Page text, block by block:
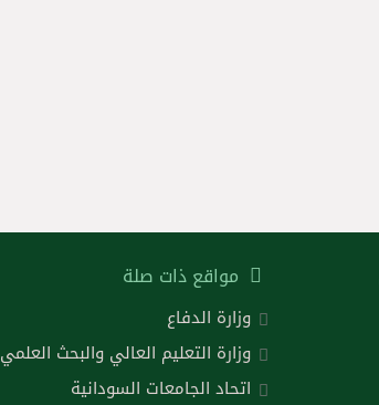
مواقع ذات صلة
وزارة الدفاع
وزارة التعليم العالي والبحث العلمي
اتحاد الجامعات السودانية